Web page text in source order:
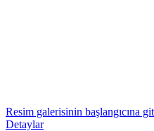
Resim galerisinin başlangıcına git
Detaylar